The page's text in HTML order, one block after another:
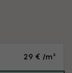
29 € /m²